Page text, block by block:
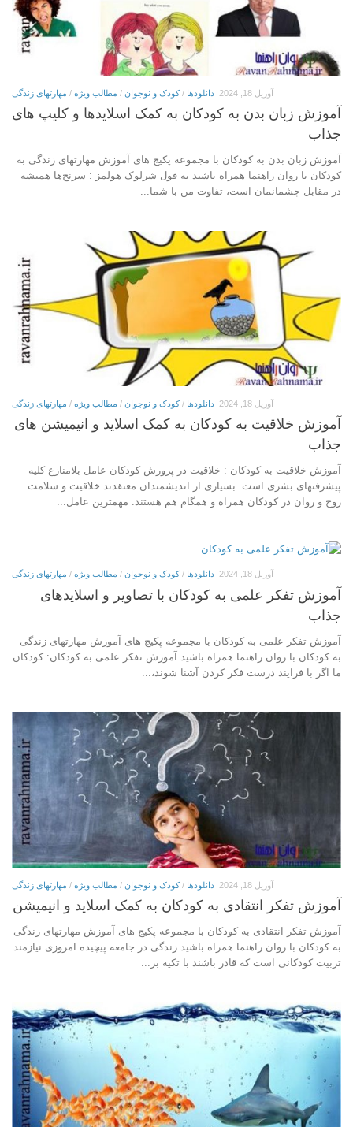
دانلودها /کودک و نوجوان / مطالب ویژه / مهارتهای زندگی آوریل 18, 2024
آموزش زبان بدن به کودکان به کمک اسلایدها و کلیپ های
جذاب
آموزش زبان بدن به کودکان با مجموعه پکیج های آموزش مهارتهای زندگی به
کودکان با روان راهنما همراه باشید به قول شرلوک هولمز : سرنخ‌ها همیشه
در مقابل چشمانمان است، تفاوت من با شما...
دانلودها /کودک و نوجوان / مطالب ویژه / مهارتهای زندگی آوریل 18, 2024
آموزش خلاقیت به کودکان به کمک اسلاید و انیمیشن های
جذاب
آموزش خلاقیت به کودکان : خلاقیت در پرورش کودکان عامل بلامنازع کلیه
پیشرفت‏های بشری است. بسیاری از اندیشمندان معتقدند خلاقیت و سلامت
روح و روان در کودکان همراه و همگام هم هستند. مهمترین عامل...
دانلودها /کودک و نوجوان / مطالب ویژه / مهارتهای زندگی آوریل 18, 2024
آموزش تفکر علمی به کودکان با تصاویر و اسلایدهای
جذاب
آموزش تفکر علمی به کودکان با مجموعه پکیج های آموزش مهارتهای زندگی
به کودکان با روان راهنما همراه باشید آموزش تفکر علمی به کودکان: کودکان
ما اگر با فرایند درست فکر کردن آشنا شوند،...
دانلودها /کودک و نوجوان / مطالب ویژه / مهارتهای زندگی آوریل 18, 2024
آموزش تفکر انتقادی به کودکان به کمک اسلاید و انیمیشن
آموزش تفکر انتقادی به کودکان با مجموعه پکیج های آموزش مهارتهای زندگی
به کودکان با روان راهنما همراه باشید زندگی در جامعه پیچیده امروزی نیازمند
تربیت کودکانی است که قادر باشند با تکیه بر...